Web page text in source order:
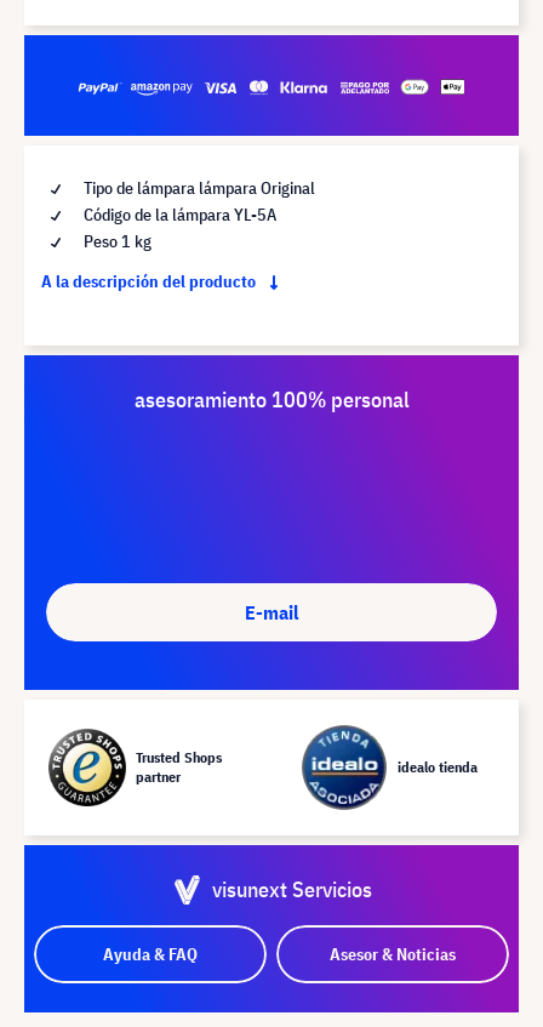
Tipo de lámpara lámpara Original
Código de la lámpara YL-5A
Peso 1 kg
A la descripción del producto
asesoramiento 100% personal
E-mail
Trusted Shops
partner
idealo tienda
visunext Servicios
Ayuda & FAQ Asesor & Noticias